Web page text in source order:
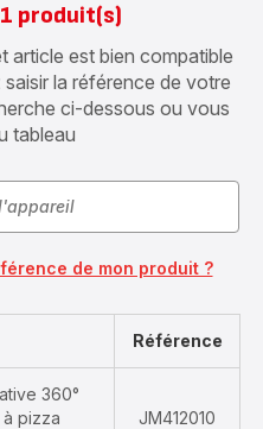
produit(s)
article est bien compatible
la référence de votre
ci-dessous ou vous
tableau
de mon produit ?
Référence
360°
pizza
JM412010